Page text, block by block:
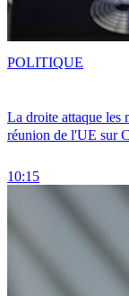
La droite attaque les
réunion de l'UE sur
10:15
POLITIQUE